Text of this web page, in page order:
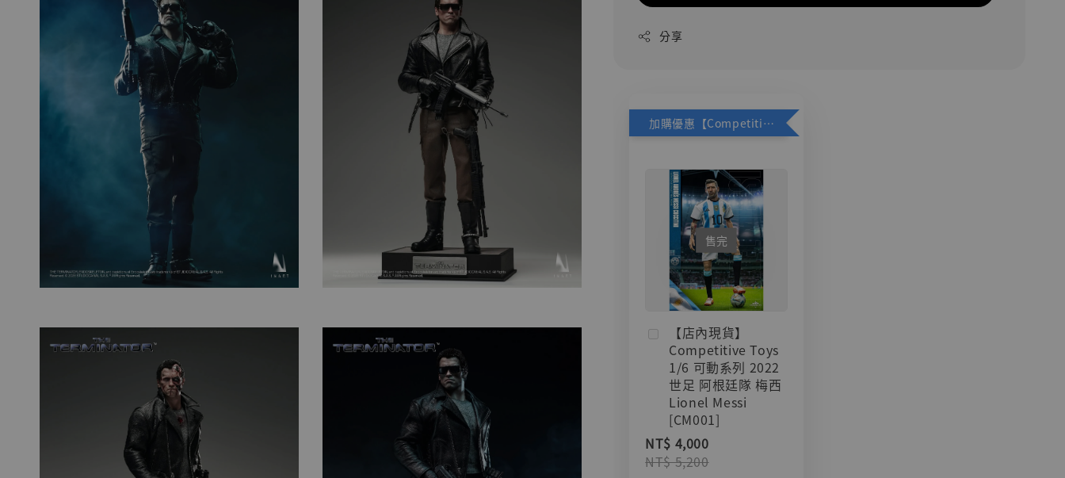
分享
加購優惠【Competitive Toys 梅西 [CM001]】
售完
【店內現貨】
Competitive Toys
1/6 可動系列 2022
世足 阿根廷隊 梅西
Lionel Messi
[CM001]
NT$ 4,000
NT$ 5,200